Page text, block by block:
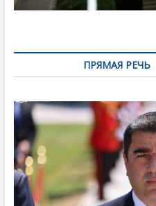
ПРЯМАЯ РЕЧЬ